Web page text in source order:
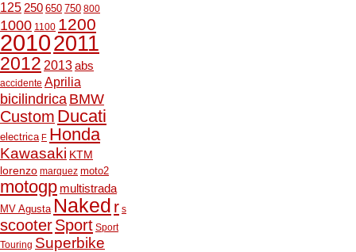
125 250 650 750 800
1000 1100 1200
20102011
2012 2013abs
accidente Aprilia
bicilindrica BMW
Custom Ducati
electrica F Honda
Kawasaki KTM
lorenzo marquez moto2
motogp multistrada
MV Agusta Naked r s
scooterSport Sport
Touring Superbike